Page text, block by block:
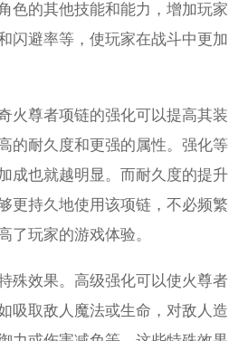
色的其他技能和能力，增加玩家
闪避率等，使玩家在战斗中更加
火尊者项链的强化可以提高其装
的耐久度和更强的属性。强化等
成也就越明显。而耐久度的提升
更持久地使用该项链，不必频繁
了玩家的游戏体验。
殊效果。高级强化可以使火尊者
吸取敌人魔法或生命，对敌人造